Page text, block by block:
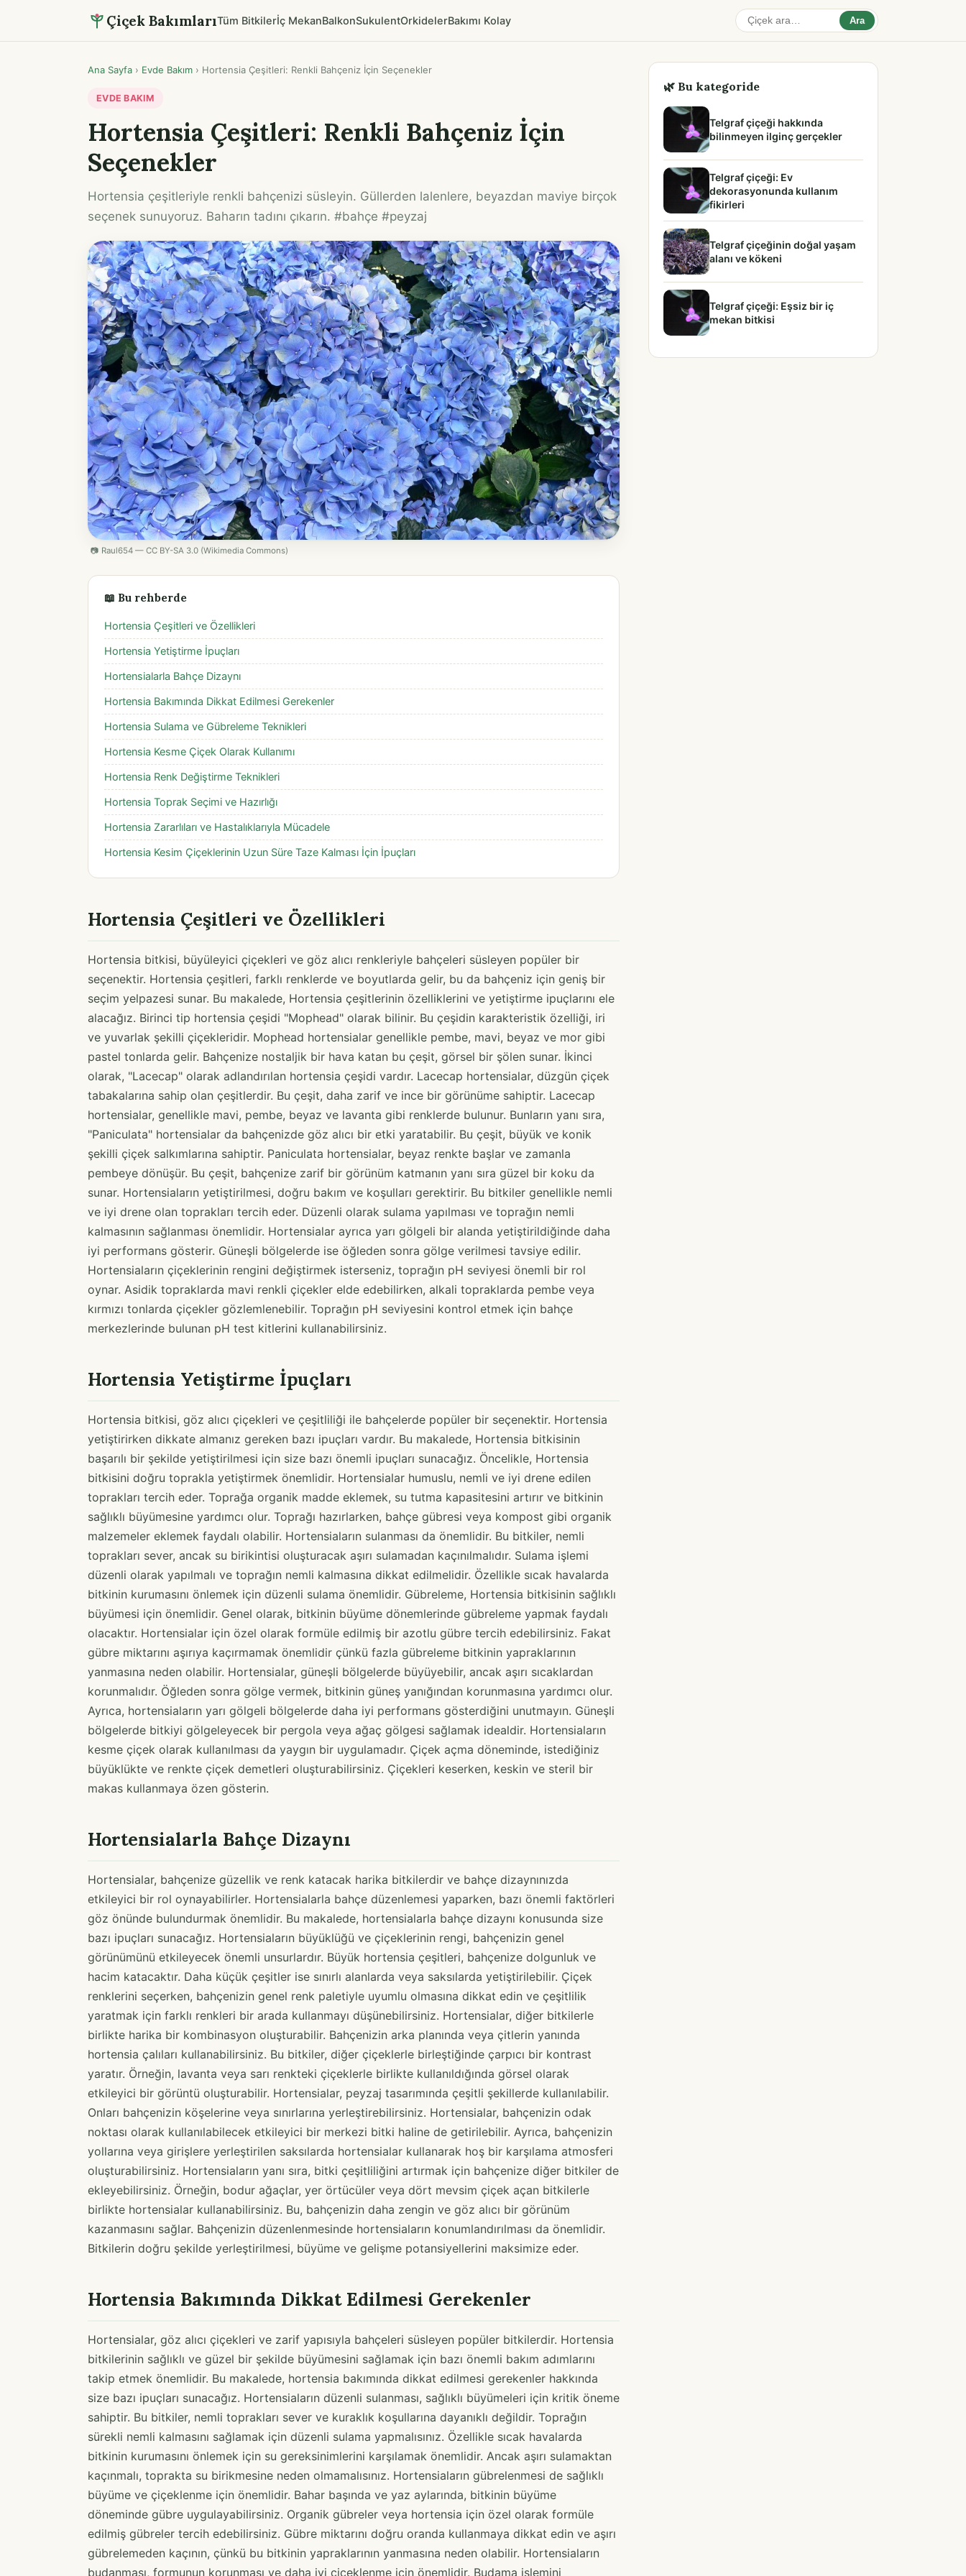
Çiçek BakımlarıTüm Bitkilerİç MekanBalkonSukulentOrkidelerBakımı Kolay Ara
Ana Sayfa › Evde Bakım › Hortensia Çeşitleri: Renkli Bahçeniz İçin Seçenekler
EVDE BAKIM
Hortensia Çeşitleri: Renkli Bahçeniz İçin
Seçenekler
Hortensia çeşitleriyle renkli bahçenizi süsleyin. Güllerden lalenlere, beyazdan maviye birçok
seçenek sunuyoruz. Baharın tadını çıkarın. #bahçe #peyzaj
📷 Raul654 — CC BY-SA 3.0 (Wikimedia Commons)
📖 Bu rehberde
Hortensia Çeşitleri ve Özellikleri
Hortensia Yetiştirme İpuçları
Hortensialarla Bahçe Dizaynı
Hortensia Bakımında Dikkat Edilmesi Gerekenler
Hortensia Sulama ve Gübreleme Teknikleri
Hortensia Kesme Çiçek Olarak Kullanımı
Hortensia Renk Değiştirme Teknikleri
Hortensia Toprak Seçimi ve Hazırlığı
Hortensia Zararlıları ve Hastalıklarıyla Mücadele
Hortensia Kesim Çiçeklerinin Uzun Süre Taze Kalması İçin İpuçları
Hortensia Çeşitleri ve Özellikleri
Hortensia bitkisi, büyüleyici çiçekleri ve göz alıcı renkleriyle bahçeleri süsleyen popüler bir
seçenektir. Hortensia çeşitleri, farklı renklerde ve boyutlarda gelir, bu da bahçeniz için geniş bir
seçim yelpazesi sunar. Bu makalede, Hortensia çeşitlerinin özelliklerini ve yetiştirme ipuçlarını ele
alacağız. Birinci tip hortensia çeşidi "Mophead" olarak bilinir. Bu çeşidin karakteristik özelliği, iri
ve yuvarlak şekilli çiçekleridir. Mophead hortensialar genellikle pembe, mavi, beyaz ve mor gibi
pastel tonlarda gelir. Bahçenize nostaljik bir hava katan bu çeşit, görsel bir şölen sunar. İkinci
olarak, "Lacecap" olarak adlandırılan hortensia çeşidi vardır. Lacecap hortensialar, düzgün çiçek
tabakalarına sahip olan çeşitlerdir. Bu çeşit, daha zarif ve ince bir görünüme sahiptir. Lacecap
hortensialar, genellikle mavi, pembe, beyaz ve lavanta gibi renklerde bulunur. Bunların yanı sıra,
"Paniculata" hortensialar da bahçenizde göz alıcı bir etki yaratabilir. Bu çeşit, büyük ve konik
şekilli çiçek salkımlarına sahiptir. Paniculata hortensialar, beyaz renkte başlar ve zamanla
pembeye dönüşür. Bu çeşit, bahçenize zarif bir görünüm katmanın yanı sıra güzel bir koku da
sunar. Hortensiaların yetiştirilmesi, doğru bakım ve koşulları gerektirir. Bu bitkiler genellikle nemli
ve iyi drene olan toprakları tercih eder. Düzenli olarak sulama yapılması ve toprağın nemli
kalmasının sağlanması önemlidir. Hortensialar ayrıca yarı gölgeli bir alanda yetiştirildiğinde daha
iyi performans gösterir. Güneşli bölgelerde ise öğleden sonra gölge verilmesi tavsiye edilir.
Hortensiaların çiçeklerinin rengini değiştirmek isterseniz, toprağın pH seviyesi önemli bir rol
oynar. Asidik topraklarda mavi renkli çiçekler elde edebilirken, alkali topraklarda pembe veya
kırmızı tonlarda çiçekler gözlemlenebilir. Toprağın pH seviyesini kontrol etmek için bahçe
merkezlerinde bulunan pH test kitlerini kullanabilirsiniz.
Hortensia Yetiştirme İpuçları
Hortensia bitkisi, göz alıcı çiçekleri ve çeşitliliği ile bahçelerde popüler bir seçenektir. Hortensia
yetiştirirken dikkate almanız gereken bazı ipuçları vardır. Bu makalede, Hortensia bitkisinin
başarılı bir şekilde yetiştirilmesi için size bazı önemli ipuçları sunacağız. Öncelikle, Hortensia
bitkisini doğru toprakla yetiştirmek önemlidir. Hortensialar humuslu, nemli ve iyi drene edilen
toprakları tercih eder. Toprağa organik madde eklemek, su tutma kapasitesini artırır ve bitkinin
sağlıklı büyümesine yardımcı olur. Toprağı hazırlarken, bahçe gübresi veya kompost gibi organik
malzemeler eklemek faydalı olabilir. Hortensiaların sulanması da önemlidir. Bu bitkiler, nemli
toprakları sever, ancak su birikintisi oluşturacak aşırı sulamadan kaçınılmalıdır. Sulama işlemi
düzenli olarak yapılmalı ve toprağın nemli kalmasına dikkat edilmelidir. Özellikle sıcak havalarda
bitkinin kurumasını önlemek için düzenli sulama önemlidir. Gübreleme, Hortensia bitkisinin sağlıklı
büyümesi için önemlidir. Genel olarak, bitkinin büyüme dönemlerinde gübreleme yapmak faydalı
olacaktır. Hortensialar için özel olarak formüle edilmiş bir azotlu gübre tercih edebilirsiniz. Fakat
gübre miktarını aşırıya kaçırmamak önemlidir çünkü fazla gübreleme bitkinin yapraklarının
yanmasına neden olabilir. Hortensialar, güneşli bölgelerde büyüyebilir, ancak aşırı sıcaklardan
korunmalıdır. Öğleden sonra gölge vermek, bitkinin güneş yanığından korunmasına yardımcı olur.
Ayrıca, hortensiaların yarı gölgeli bölgelerde daha iyi performans gösterdiğini unutmayın. Güneşli
bölgelerde bitkiyi gölgeleyecek bir pergola veya ağaç gölgesi sağlamak idealdir. Hortensiaların
kesme çiçek olarak kullanılması da yaygın bir uygulamadır. Çiçek açma döneminde, istediğiniz
büyüklükte ve renkte çiçek demetleri oluşturabilirsiniz. Çiçekleri keserken, keskin ve steril bir
makas kullanmaya özen gösterin.
Hortensialarla Bahçe Dizaynı
Hortensialar, bahçenize güzellik ve renk katacak harika bitkilerdir ve bahçe dizaynınızda
etkileyici bir rol oynayabilirler. Hortensialarla bahçe düzenlemesi yaparken, bazı önemli faktörleri
göz önünde bulundurmak önemlidir. Bu makalede, hortensialarla bahçe dizaynı konusunda size
bazı ipuçları sunacağız. Hortensiaların büyüklüğü ve çiçeklerinin rengi, bahçenizin genel
görünümünü etkileyecek önemli unsurlardır. Büyük hortensia çeşitleri, bahçenize dolgunluk ve
hacim katacaktır. Daha küçük çeşitler ise sınırlı alanlarda veya saksılarda yetiştirilebilir. Çiçek
renklerini seçerken, bahçenizin genel renk paletiyle uyumlu olmasına dikkat edin ve çeşitlilik
yaratmak için farklı renkleri bir arada kullanmayı düşünebilirsiniz. Hortensialar, diğer bitkilerle
birlikte harika bir kombinasyon oluşturabilir. Bahçenizin arka planında veya çitlerin yanında
hortensia çalıları kullanabilirsiniz. Bu bitkiler, diğer çiçeklerle birleştiğinde çarpıcı bir kontrast
yaratır. Örneğin, lavanta veya sarı renkteki çiçeklerle birlikte kullanıldığında görsel olarak
etkileyici bir görüntü oluşturabilir. Hortensialar, peyzaj tasarımında çeşitli şekillerde kullanılabilir.
Onları bahçenizin köşelerine veya sınırlarına yerleştirebilirsiniz. Hortensialar, bahçenizin odak
noktası olarak kullanılabilecek etkileyici bir merkezi bitki haline de getirilebilir. Ayrıca, bahçenizin
yollarına veya girişlere yerleştirilen saksılarda hortensialar kullanarak hoş bir karşılama atmosferi
oluşturabilirsiniz. Hortensiaların yanı sıra, bitki çeşitliliğini artırmak için bahçenize diğer bitkiler de
ekleyebilirsiniz. Örneğin, bodur ağaçlar, yer örtücüler veya dört mevsim çiçek açan bitkilerle
birlikte hortensialar kullanabilirsiniz. Bu, bahçenizin daha zengin ve göz alıcı bir görünüm
kazanmasını sağlar. Bahçenizin düzenlenmesinde hortensiaların konumlandırılması da önemlidir.
Bitkilerin doğru şekilde yerleştirilmesi, büyüme ve gelişme potansiyellerini maksimize eder.
Hortensia Bakımında Dikkat Edilmesi Gerekenler
Hortensialar, göz alıcı çiçekleri ve zarif yapısıyla bahçeleri süsleyen popüler bitkilerdir. Hortensia
bitkilerinin sağlıklı ve güzel bir şekilde büyümesini sağlamak için bazı önemli bakım adımlarını
takip etmek önemlidir. Bu makalede, hortensia bakımında dikkat edilmesi gerekenler hakkında
size bazı ipuçları sunacağız. Hortensiaların düzenli sulanması, sağlıklı büyümeleri için kritik öneme
sahiptir. Bu bitkiler, nemli toprakları sever ve kuraklık koşullarına dayanıklı değildir. Toprağın
sürekli nemli kalmasını sağlamak için düzenli sulama yapmalısınız. Özellikle sıcak havalarda
bitkinin kurumasını önlemek için su gereksinimlerini karşılamak önemlidir. Ancak aşırı sulamaktan
kaçınmalı, toprakta su birikmesine neden olmamalısınız. Hortensiaların gübrelenmesi de sağlıklı
büyüme ve çiçeklenme için önemlidir. Bahar başında ve yaz aylarında, bitkinin büyüme
döneminde gübre uygulayabilirsiniz. Organik gübreler veya hortensia için özel olarak formüle
edilmiş gübreler tercih edebilirsiniz. Gübre miktarını doğru oranda kullanmaya dikkat edin ve aşırı
gübrelemeden kaçının, çünkü bu bitkinin yapraklarının yanmasına neden olabilir. Hortensiaların
budanması, formunun korunması ve daha iyi çiçeklenme için önemlidir. Budama işlemini
🌿 Bu kategoride
Telgraf çiçeği hakkında
bilinmeyen ilginç gerçekler
Telgraf çiçeği: Ev
dekorasyonunda kullanım
fikirleri
Telgraf çiçeğinin doğal yaşam
alanı ve kökeni
Telgraf çiçeği: Eşsiz bir iç
mekan bitkisi